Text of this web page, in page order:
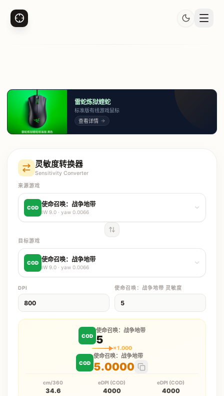
雷蛇炼狱蝰蛇
标准版有线游戏鼠标
查看详情
灵敏度转换器
Sensitivity Converter
来源游戏
COD 使命召唤：战争地带
IW 9.0· yaw 0.0066
目标游戏
COD 使命召唤：战争地带
IW 9.0· yaw 0.0066
DPI 使命召唤：战争地带 灵敏度
COD
使命召唤：战争地带
5
×1.000
COD
使命召唤：战争地带
5.0000
cm/360
34.6
eDPI (COD)
4000
eDPI (COD)
4000